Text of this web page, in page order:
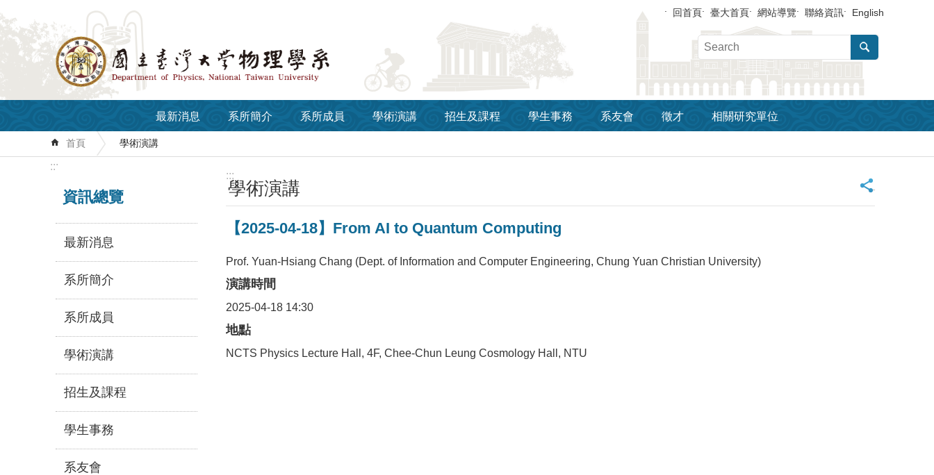
跳到主要內容區塊 回首頁 臺大首頁 網站導覽 聯絡資訊 English
最新消息 系所簡介 系所成員 學術演講 招生及課程 學生事務 系友會 徵才 相關研究單位
首頁 學術演講
:::
資訊總覽
最新消息
系所簡介
系所成員
學術演講
招生及課程
學生事務
系友會
:::
學術演講 _
【2025-04-18】From AI to Quantum Computing
Prof. Yuan-Hsiang Chang (Dept. of Information and Computer Engineering, Chung Yuan Christian University)
演講時間
2025-04-18 14:30
地點
NCTS Physics Lecture Hall, 4F, Chee-Chun Leung Cosmology Hall, NTU